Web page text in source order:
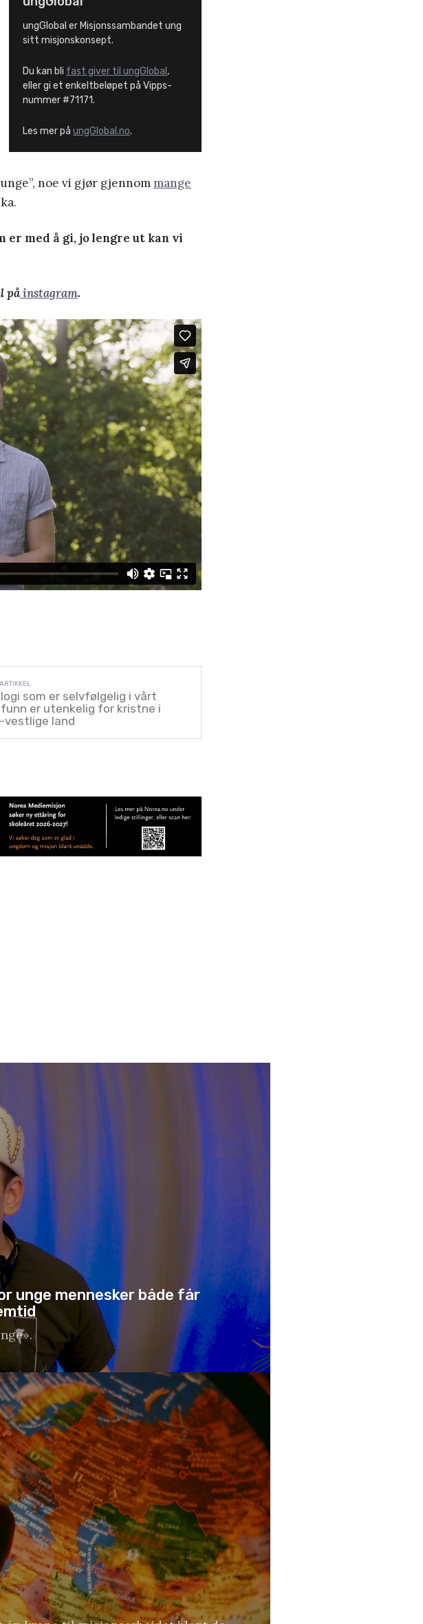
ungGlobal er Misjonssambandet ung
sitt misjonskonsept.
Du kan bli fast giver til ungGlobal ,
eller gi et enkeltbeløpet på Vipps-
nummer #71171.
Les mer på ungGlobal.no.
noe vi gjør gjennom mange
er med å gi, jo lengre ut kan vi
påinstagram.
som er selvfølgelig i vårt
er utenkelig for kristne i
vestlige land
unge mennesker både får